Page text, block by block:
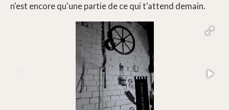
n'est encore qu'une partie de ce qui t'attend demain.